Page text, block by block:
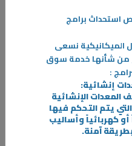
استحداث برامج
الميكانيكية نسعى
من شأنها خدمة سوق
:
إنشائية:
المعدات الإنشائية
يتم التحكم فيها
كهربائياً وأساليب
آمنة.